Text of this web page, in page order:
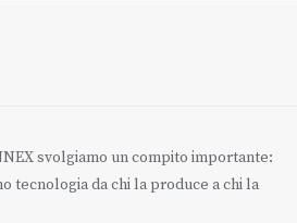
svolgiamo un compito importante:
tecnologia da chi la produce a chi la